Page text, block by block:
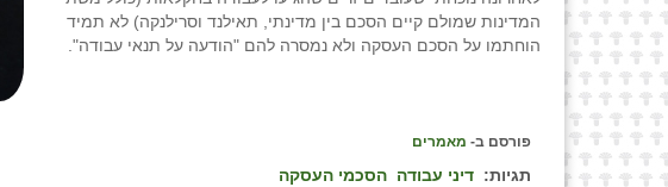
המדינות שמולם קיים הסכם בין מדינתי, תאילנד וסרילנקה) לא תמיד
הוחתמו על הסכם העסקה ולא נמסרה להם "הודעה על תנאי עבודה".
פורסם ב- מאמרים
תגיות: דיני עבודה הסכמי העסקה